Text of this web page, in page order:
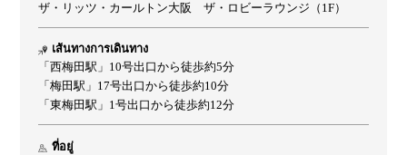
ザ・リッツ・カールトン大阪 ザ・ロビーラウンジ（1F）
เส้นทางการเดินทาง
「西梅田駅」10号出口から徒歩約5分
「梅田駅」17号出口から徒歩約10分
「東梅田駅」1号出口から徒歩約12分
ที่อยู่